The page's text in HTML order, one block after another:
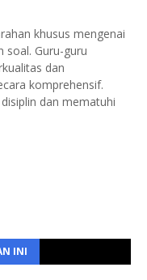
khusus mengenai
soal. Guru-guru
dan
komprehensif.
dan mematuhi
INI